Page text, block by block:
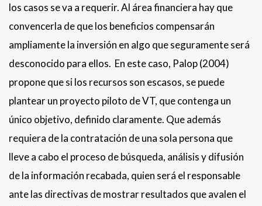
los casos se va a requerir. Al área financiera hay que
convencerla de que los beneficios compensarán
ampliamente la inversión en algo que seguramente será
desconocido para ellos. En este caso, Palop (2004)
propone que si los recursos son escasos, se puede
plantear un proyecto piloto de VT, que contenga un
único objetivo, definido claramente. Que además
requiera de la contratación de una sola persona que
lleve a cabo el proceso de búsqueda, análisis y difusión
de la información recabada, quien será el responsable
ante las directivas de mostrar resultados que avalen el